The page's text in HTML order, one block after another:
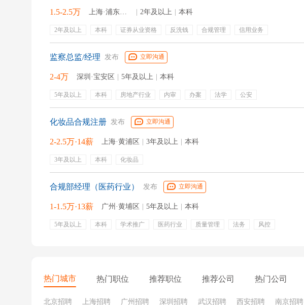
1.5-2.5万 | 2年及以上 | 本科
2年及以上 本科 证券从业资格 反洗钱 合规管理 信用业务
监察总监/经理 发布 立即沟通
2-4万 深圳·宝安区 | 5年及以上 | 本科
5年及以上 本科 房地产行业 内审 办案 法学 公安
化妆品合规注册 发布 立即沟通
2-2.5万·14薪 上海·黄浦区 | 3年及以上 | 本科
3年及以上 本科 化妆品
合规部经理（医药行业） 发布 立即沟通
1-1.5万·13薪 广州·黄埔区 | 5年及以上 | 本科
5年及以上 本科 学术推广 医药行业 质量管理 法务
风控
热门城市 热门职位 推荐职位 推荐公司 热门公司
北京招聘 上海招聘 广州招聘 深圳招聘 武汉招聘 西安招聘 南京招聘